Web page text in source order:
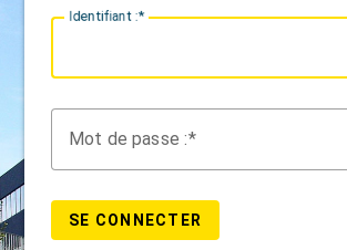
Identifiant :
Mot de passe :
SE CONNECTER